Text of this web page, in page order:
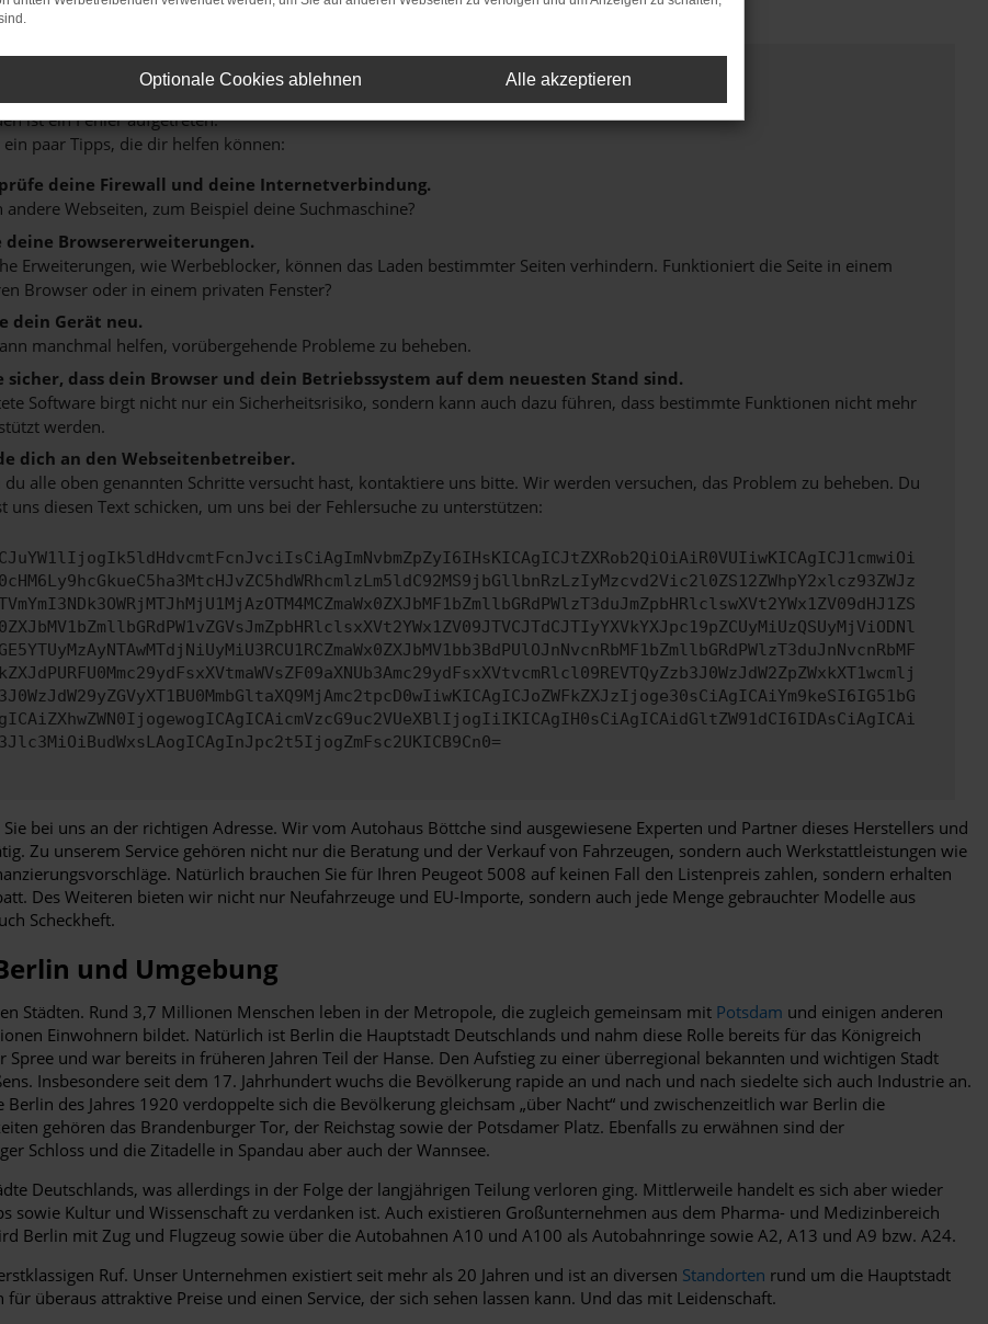
Network Error
ist ein Fehler aufgetreten.
paar Tipps, die dir helfen können:
deine Firewall und deine Internetverbindung.
andere Webseiten, zum Beispiel deine Suchmaschine?
deine Browsererweiterungen.
Erweiterungen, wie Werbeblocker, können das Laden bestimmter Seiten verhindern. Funktioniert die Seite in einem
Browser oder in einem privaten Fenster?
dein Gerät neu.
manchmal helfen, vorübergehende Probleme zu beheben.
sicher, dass dein Browser und dein Betriebssystem auf dem neuesten Stand sind.
Software birgt nicht nur ein Sicherheitsrisiko, sondern kann auch dazu führen, dass bestimmte Funktionen nicht mehr
werden.
dich an den Webseitenbetreiber.
du alle oben genannten Schritte versucht hast, kontaktiere uns bitte. Wir werden versuchen, das Problem zu beheben. Du
uns diesen Text schicken, um uns bei der Fehlersuche zu unterstützen:
bei uns an der richtigen Adresse. Wir vom Autohaus Böttche sind ausgewiesene Experten und Partner dieses Herstellers und
Zu unserem Service gehören nicht nur die Beratung und der Verkauf von Fahrzeugen, sondern auch Werkstattleistungen wie
Natürlich brauchen Sie für Ihren Peugeot 5008 auf keinen Fall den Listenpreis zahlen, sondern erhalten
Des Weiteren bieten wir nicht nur Neufahrzeuge und EU-Importe, sondern auch jede Menge gebrauchter Modelle aus
Scheckheft.
und Umgebung
Städten. Rund 3,7 Millionen Menschen leben in der Metropole, die zugleich gemeinsam mit Potsdam und einigen anderen
Einwohnern bildet. Natürlich ist Berlin die Hauptstadt Deutschlands und nahm diese Rolle bereits für das Königreich
und war bereits in früheren Jahren Teil der Hanse. Den Aufstieg zu einer überregional bekannten und wichtigen Stadt
Insbesondere seit dem 17. Jahrhundert wuchs die Bevölkerung rapide an und nach und nach siedelte sich auch Industrie an.
des Jahres 1920 verdoppelte sich die Bevölkerung gleichsam „über Nacht“ und zwischenzeitlich war Berlin die
gehören das Brandenburger Tor, der Reichstag sowie der Potsdamer Platz. Ebenfalls zu erwähnen sind der
Schloss und die Zitadelle in Spandau aber auch der Wannsee.
Deutschlands, was allerdings in der Folge der langjährigen Teilung verloren ging. Mittlerweile handelt es sich aber wieder
sowie Kultur und Wissenschaft zu verdanken ist. Auch existieren Großunternehmen aus dem Pharma- und Medizinbereich
Berlin mit Zug und Flugzeug sowie über die Autobahnen A10 und A100 als Autobahnringe sowie A2, A13 und A9 bzw. A24.
Ruf. Unser Unternehmen existiert seit mehr als 20 Jahren und ist an diversen Standorten rund um die Hauptstadt
überaus attraktive Preise und einen Service, der sich sehen lassen kann. Und das mit Leidenschaft.
Optionale Cookies ablehnen Alle akzeptieren